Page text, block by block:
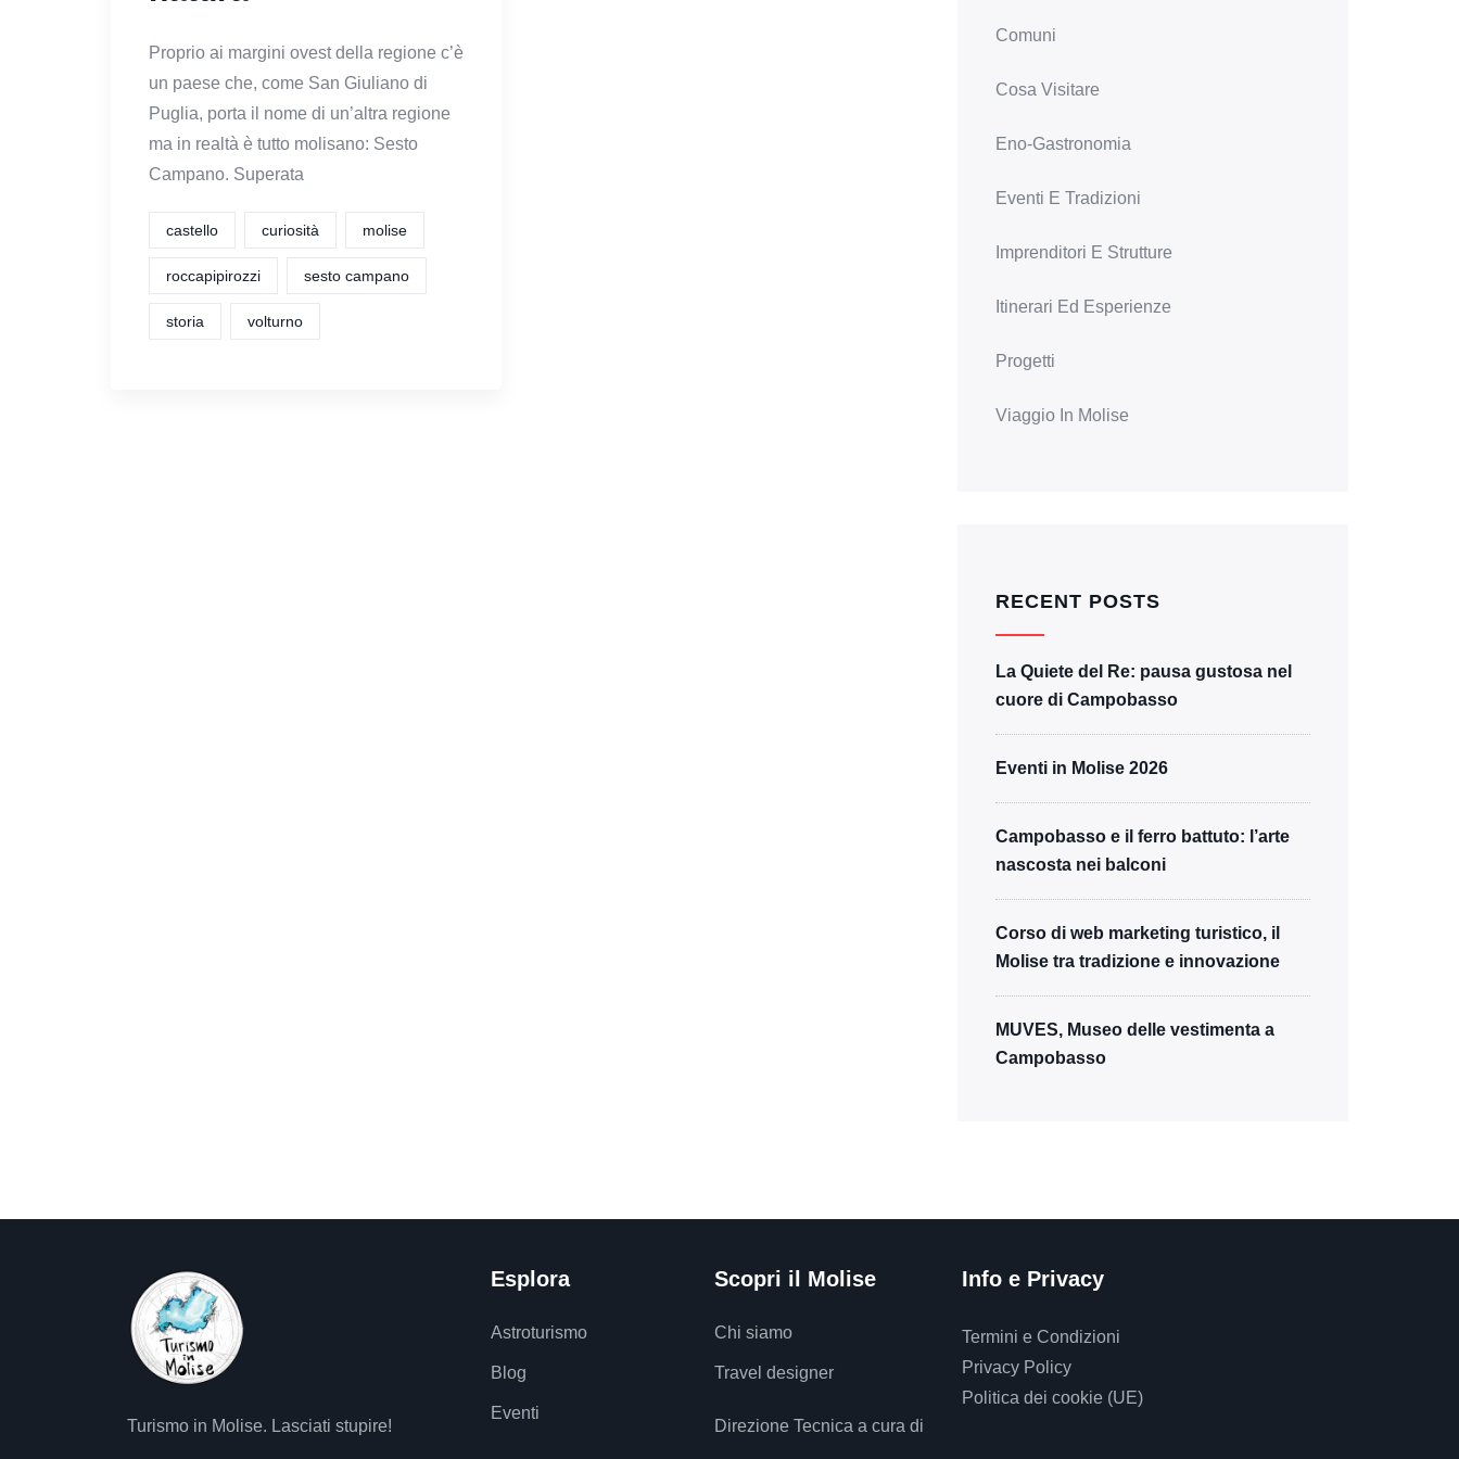
Proprio ai margini ovest della regione c’è
un paese che, come San Giuliano di
Puglia, porta il nome di un’altra regione
ma in realtà è tutto molisano: Sesto
Campano. Superata
castello curiosità molise
roccapipirozzi sesto campano
storia volturno
Comuni
Cosa Visitare
Eno-Gastronomia
Eventi E Tradizioni
Imprenditori E Strutture
Itinerari Ed Esperienze
Progetti
Viaggio In Molise
RECENT POSTS
La Quiete del Re: pausa gustosa nel
cuore di Campobasso
Eventi in Molise 2026
Campobasso e il ferro battuto: l’arte
nascosta nei balconi
Corso di web marketing turistico, il
Molise tra tradizione e innovazione
MUVES, Museo delle vestimenta a
Campobasso
Turismo in Molise. Lasciati stupire!
Esplora
Astroturismo
Blog
Eventi
Scopri il Molise
Chi siamo
Travel designer
Direzione Tecnica a cura di
Info e Privacy
Termini e Condizioni
Privacy Policy
Politica dei cookie (UE)